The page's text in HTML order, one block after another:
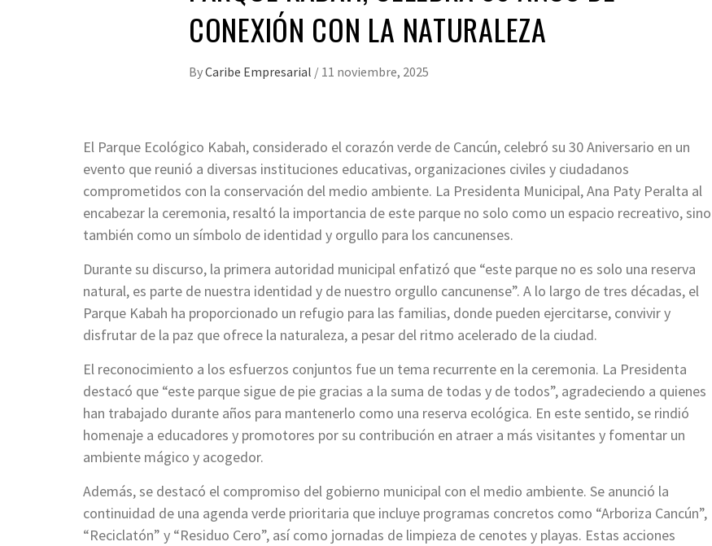
CONEXIÓN CON LA NATURALEZA
ByCaribe Empresarial / 11 noviembre, 2025
El Parque Ecológico Kabah, considerado el corazón verde de Cancún, celebró su 30 Aniversario en un
evento que reunió a diversas instituciones educativas, organizaciones civiles y ciudadanos
comprometidos con la conservación del medio ambiente. La Presidenta Municipal, Ana Paty Peralta al
encabezar la ceremonia, resaltó la importancia de este parque no solo como un espacio recreativo, sino
también como un símbolo de identidad y orgullo para los cancunenses.
Durante su discurso, la primera autoridad municipal enfatizó que “este parque no es solo una reserva
natural, es parte de nuestra identidad y de nuestro orgullo cancunense”. A lo largo de tres décadas, el
Parque Kabah ha proporcionado un refugio para las familias, donde pueden ejercitarse, convivir y
disfrutar de la paz que ofrece la naturaleza, a pesar del ritmo acelerado de la ciudad.
El reconocimiento a los esfuerzos conjuntos fue un tema recurrente en la ceremonia. La Presidenta
destacó que “este parque sigue de pie gracias a la suma de todas y de todos”, agradeciendo a quienes
han trabajado durante años para mantenerlo como una reserva ecológica. En este sentido, se rindió
homenaje a educadores y promotores por su contribución en atraer a más visitantes y fomentar un
ambiente mágico y acogedor.
Además, se destacó el compromiso del gobierno municipal con el medio ambiente. Se anunció la
continuidad de una agenda verde prioritaria que incluye programas concretos como “Arboriza Cancún”,
“Reciclatón” y “Residuo Cero”, así como jornadas de limpieza de cenotes y playas. Estas acciones